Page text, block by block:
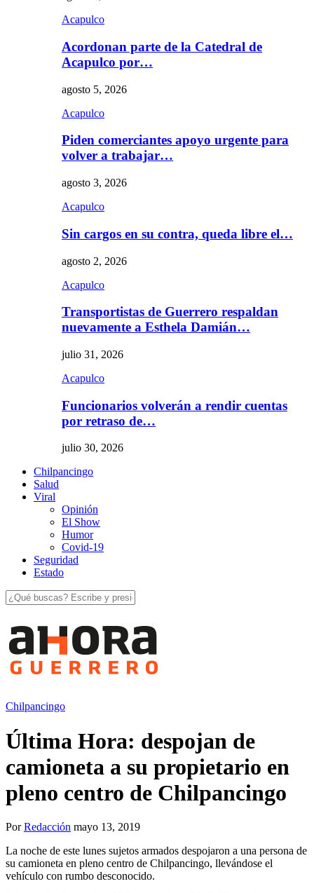
Acapulco
Acordonan parte de la Catedral de
Acapulco por…
agosto 5, 2026
Acapulco
Piden comerciantes apoyo urgente para
volver a trabajar…
agosto 3, 2026
Acapulco
Sin cargos en su contra, queda libre el…
agosto 2, 2026
Acapulco
Transportistas de Guerrero respaldan
nuevamente a Esthela Damián…
julio 31, 2026
Acapulco
Funcionarios volverán a rendir cuentas
por retraso de…
julio 30, 2026
Chilpancingo
Salud
Viral
Opinión
El Show
Humor
Covid-19
Seguridad
Estado
Chilpancingo
Última Hora: despojan de
camioneta a su propietario en
pleno centro de Chilpancingo
PorRedacción mayo 13, 2019
La noche de este lunes sujetos armados despojaron a una persona de
su camioneta en pleno centro de Chilpancingo, llevándose el
vehículo con rumbo desconocido.